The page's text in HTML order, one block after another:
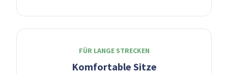
FÜR LANGE STRECKEN
Komfortable Sitze